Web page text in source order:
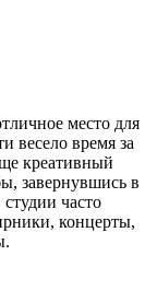
место для
весело время за
креативный
завернувшись в
часто
концерты,